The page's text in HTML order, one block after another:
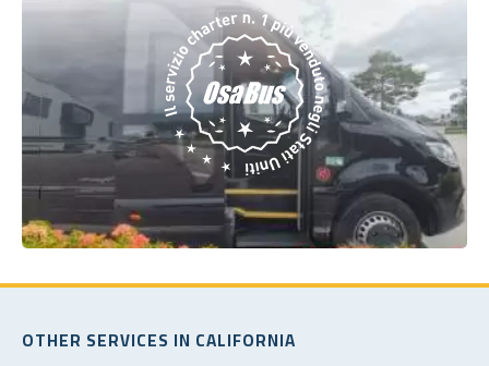
OTHER SERVICES IN CALIFORNIA